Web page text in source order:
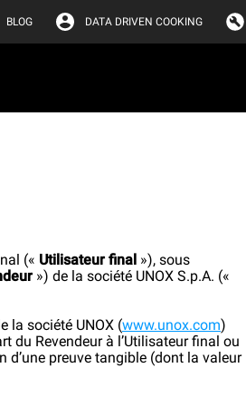
BLOG DATA DRIVEN COOKING
(« Utilisateur final »), sous
») de la société UNOX S.p.A. («
la société UNOX (www.unox.com)
du Revendeur à l’Utilisateur final ou
preuve tangible (dont la valeur